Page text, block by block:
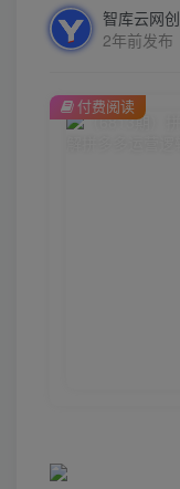
智库云网创
2年前发布
付费阅读